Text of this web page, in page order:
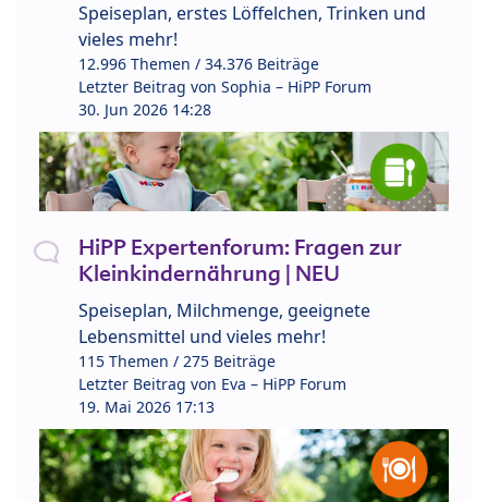
Speiseplan, erstes Löffelchen, Trinken und
vieles mehr!
12.996 Themen / 34.376 Beiträge
Letzter Beitrag von Sophia – HiPP Forum
30. Jun 2026 14:28
HiPP Expertenforum: Fragen zur
Kleinkindernährung | NEU
Speiseplan, Milchmenge, geeignete
Lebensmittel und vieles mehr!
115 Themen / 275 Beiträge
Letzter Beitrag von Eva – HiPP Forum
19. Mai 2026 17:13